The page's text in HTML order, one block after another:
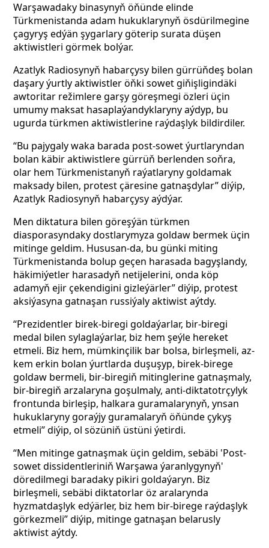
Warşawadaky binasynyň öňünde elinde
Türkmenistanda adam hukuklarynyň ösdürilmegine
çagyryş edýän şygarlary göterip surata düşen
aktiwistleri görmek bolýar.
Azatlyk Radiosynyň habarçysy bilen gürrüňdeş bolan
daşary ýurtly aktiwistler öňki sowet giňişligindäki
awtoritar režimlere garşy göreşmegi özleri üçin
umumy maksat hasaplaýandyklaryny aýdyp, bu
ugurda türkmen aktiwistlerine raýdaşlyk bildirdiler.
“Bu pajygaly waka barada post-sowet ýurtlaryndan
bolan käbir aktiwistlere gürrüň berlenden soňra,
olar hem Türkmenistanyň raýatlaryny goldamak
maksady bilen, protest çäresine gatnaşdylar” diýip,
Azatlyk Radiosynyň habarçysy aýdýar.
Men diktatura bilen göreşýän türkmen
diasporasyndaky dostlarymyza goldaw bermek üçin
mitinge geldim. Hususan-da, bu günki miting
Türkmenistanda bolup geçen harasada bagyşlandy,
häkimiýetler harasadyň netijelerini, onda köp
adamyň ejir çekendigini gizleýärler” diýip, protest
aksiýasyna gatnaşan russiýaly aktiwist aýtdy.
“Prezidentler birek-biregi goldaýarlar, bir-biregi
medal bilen sylaglaýarlar, biz hem şeýle hereket
etmeli. Biz hem, mümkinçilik bar bolsa, birleşmeli, az-
kem erkin bolan ýurtlarda duşuşyp, birek-birege
goldaw bermeli, bir-biregiň mitinglerine gatnaşmaly,
bir-biregiň arzalaryna goşulmaly, anti-diktatotrçylyk
frontunda birleşip, halkara guramalarynyň, ynsan
hukuklaryny goraýjy guramalaryň öňünde çykyş
etmeli” diýip, ol sözüniň üstüni ýetirdi.
“Men mitinge gatnaşmak üçin geldim, sebäbi 'Post-
sowet dissidentleriniň Warşawa ýaranlygynyň'
döredilmegi baradaky pikiri goldaýaryn. Biz
birleşmeli, sebäbi diktatorlar öz aralarynda
hyzmatdaşlyk edýärler, biz hem bir-birege raýdaşlyk
görkezmeli” diýip, mitinge gatnaşan belarusly
aktiwist aýtdy.